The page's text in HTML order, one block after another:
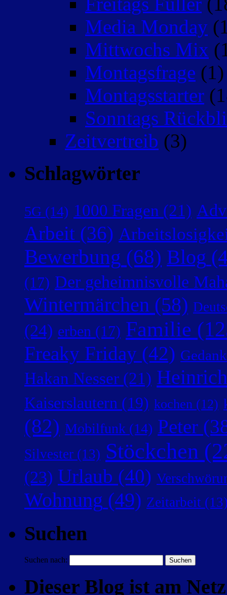
Media Monday
Mittwochs Mix
Montagsfrage (1)
Montagsstarter
Sonntags
Zeitvertreib (3)
Schlagwörter
5G (14) 1000 Fragen (21)
Arbeit (36)
Bewerbung (68) Blog
(17) Der geheimnisvolle
Wintermärchen (58)
(24) erben (17) Familie
Freaky Friday (42)
Hakan Nesser (21)
Kaiserslautern (19) kochen (12)
(82) Mobilfunk (14) Peter
Silvester (13) Stöckchen
(23) Urlaub (40)
Wohnung (49) Zeitarbeit
Suchen
Suchen nach:
Dieser Blog ist am